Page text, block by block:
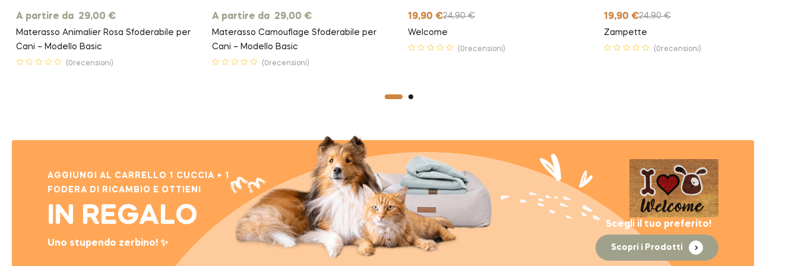
A partire da 29,00 €
Materasso Animalier Rosa Sfoderabile per
Cani – Modello Basic
(0recensioni)
A partire da 29,00 €
Materasso Camouflage Sfoderabile per
Cani – Modello Basic
(0recensioni)
24,90€
19,90 €
Welcome
(0recensioni)
24,90€
19,90 €
Zampette
(0recensioni)
AGGIUNGI AL CARRELLO 1 CUCCIA + 1
FODERA DI RICAMBIO E OTTIENI
IN REGALO
Uno stupendo zerbino! ✨
Scegli il tuo preferito!
Scopri i Prodotti